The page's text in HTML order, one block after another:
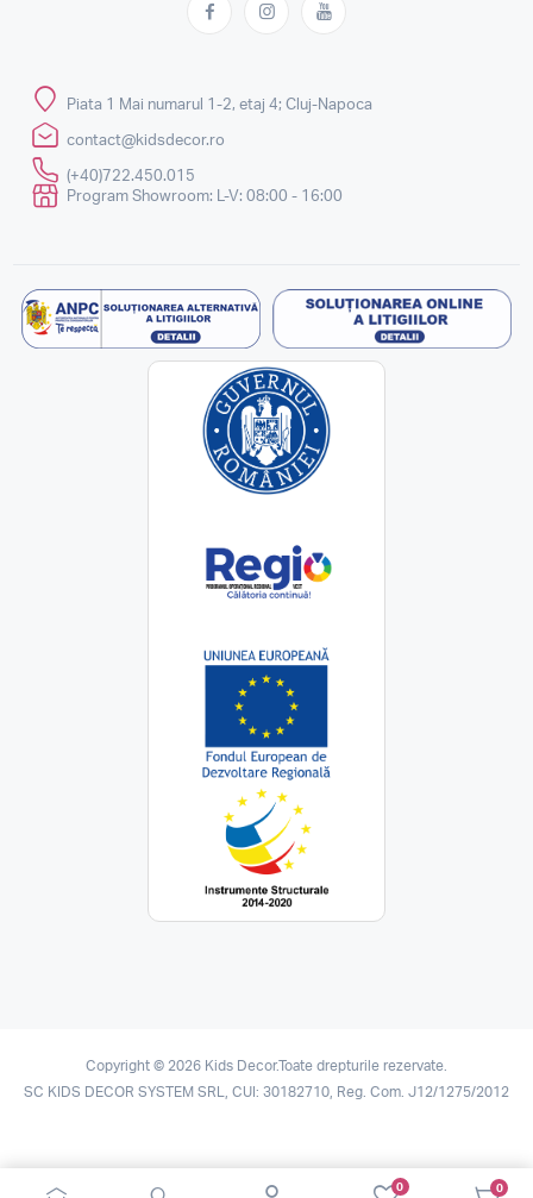
0 0
Piata 1 Mai numarul 1-2, etaj 4; Cluj-Napoca
contact@kidsdecor.ro
(+40)722.450.015
Program Showroom: L-V: 08:00 - 16:00
Copyright © 2026 Kids Decor.Toate drepturile rezervate.
SC KIDS DECOR SYSTEM SRL, CUI: 30182710, Reg. Com. J12/1275/2012